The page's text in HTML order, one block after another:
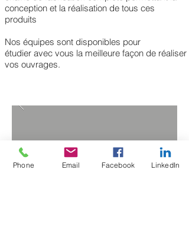
conception et la réalisation de tous ces
produits
Nos équipes sont disponibles pour
étudier avec vous la meilleure façon de réaliser
vos ouvrages.
Phone Email Facebook LinkedIn